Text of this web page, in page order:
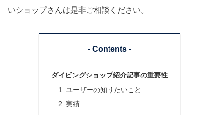
いショップさんは是非ご相談ください。
- Contents -
ダイビングショップ紹介記事の重要性
1. ユーザーの知りたいこと
2. 実績